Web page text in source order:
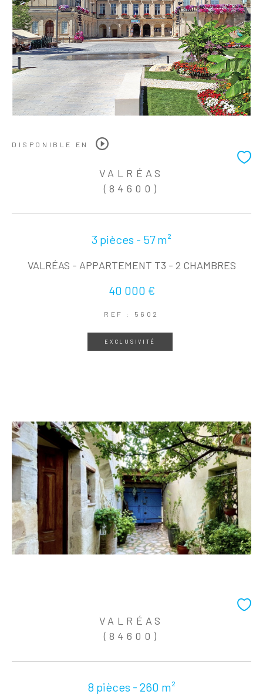
DISPONIBLE EN
VALRÉAS
(84600)
3 pièces - 57 m²
VALRÉAS - APPARTEMENT T3 - 2 CHAMBRES
40 000 €
REF : 5602
EXCLUSIVITÉ
VALRÉAS
(84600)
8 pièces - 260 m²